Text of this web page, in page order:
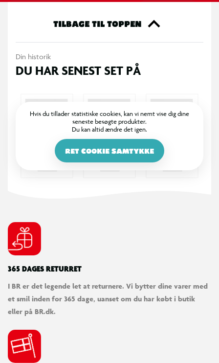
mørket falder på. En oplagt gaveidé til børn, der elsker at
OBS! Varen er assorteret, og en bestemt variant kan ikke
TILBAGE TIL TOPPEN
Din historik
DU HAR SENEST SET PÅ
Hvis du tillader statistiske cookies, kan vi nemt vise dig dine
seneste besøgte produkter.
Du kan altid ændre det igen.
RET COOKIE SAMTYKKE
365 DAGES RETURRET
I BR er det legende let at returnere. Vi bytter dine varer med
et smil inden for 365 dage, uanset om du har købt i butik
eller på BR.dk.